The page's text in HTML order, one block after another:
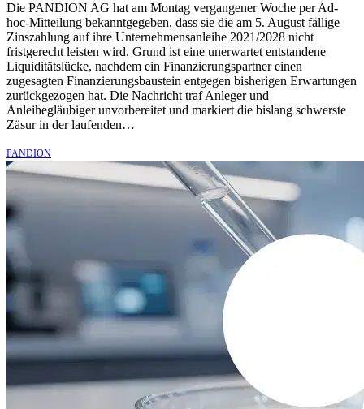
Die PANDION AG hat am Montag vergangener Woche per Ad-
hoc-Mitteilung bekanntgegeben, dass sie die am 5. August fällige
Zinszahlung auf ihre Unternehmensanleihe 2021/2028 nicht
fristgerecht leisten wird. Grund ist eine unerwartet entstandene
Liquiditätslücke, nachdem ein Finanzierungspartner einen
zugesagten Finanzierungsbaustein entgegen bisherigen Erwartungen
zurückgezogen hat. Die Nachricht traf Anleger und
Anleihegläubiger unvorbereitet und markiert die bislang schwerste
Zäsur in der laufenden…
PANDION